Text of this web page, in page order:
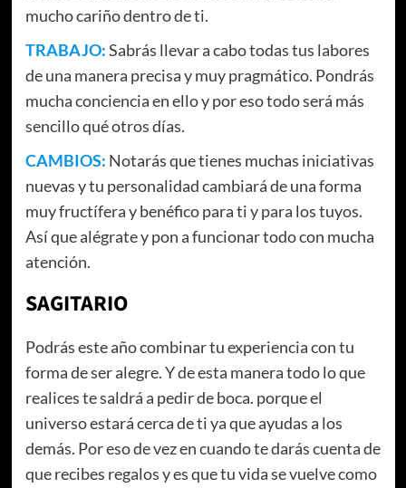
mucho cariño dentro de ti.
TRABAJO:Sabrás llevar a cabo todas tus labores
de una manera precisa y muy pragmático. Pondrás
mucha conciencia en ello y por eso todo será más
sencillo qué otros días.
CAMBIOS: Notarás que tienes muchas iniciativas
nuevas y tu personalidad cambiará de una forma
muy fructífera y benéfico para ti y para los tuyos.
Así que alégrate y pon a funcionar todo con mucha
atención.
SAGITARIO
Podrás este año combinar tu experiencia con tu
forma de ser alegre. Y de esta manera todo lo que
realices te saldrá a pedir de boca. porque el
universo estará cerca de ti ya que ayudas a los
demás. Por eso de vez en cuando te darás cuenta de
que recibes regalos y es que tu vida se vuelve como